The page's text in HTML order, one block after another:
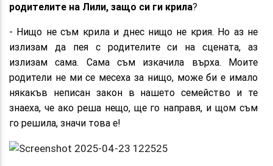
родителите на Лили, защо си ги крила?
- Нищо не съм крила и днес нищо не крия. Но аз не
излизам да пея с родителите си на сцената, аз
излизам сама. Сама съм изкачила върха. Моите
родители не ми се месеха за нищо, може би е имало
някакъв неписан закон в нашето семейство и те
знаеха, че ако реша нещо, ще го направя, и щом съм
го решила, значи това е!